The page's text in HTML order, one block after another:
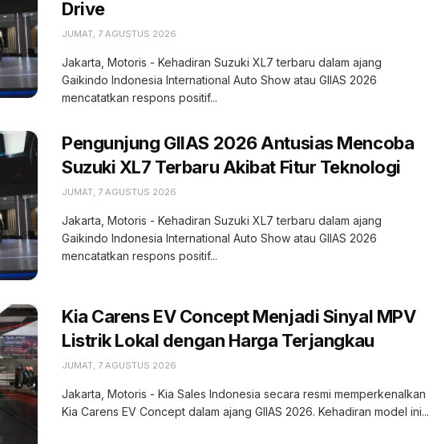
Drive
JUMAT, 7 AGUSTUS 2026
Jakarta, Motoris - Kehadiran Suzuki XL7 terbaru dalam ajang
Gaikindo Indonesia International Auto Show atau GIIAS 2026
mencatatkan respons positif...
Pengunjung GIIAS 2026 Antusias Mencoba
Suzuki XL7 Terbaru Akibat Fitur Teknologi
JUMAT, 7 AGUSTUS 2026
Jakarta, Motoris - Kehadiran Suzuki XL7 terbaru dalam ajang
Gaikindo Indonesia International Auto Show atau GIIAS 2026
mencatatkan respons positif...
Kia Carens EV Concept Menjadi Sinyal MPV
Listrik Lokal dengan Harga Terjangkau
JUMAT, 7 AGUSTUS 2026
Jakarta, Motoris - Kia Sales Indonesia secara resmi memperkenalkan
Kia Carens EV Concept dalam ajang GIIAS 2026. Kehadiran model ini...